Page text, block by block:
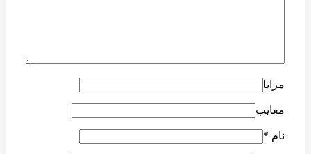
مزایا
معایب
نام *